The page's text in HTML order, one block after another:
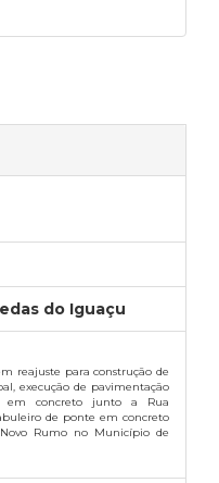
do Iguaçu
reajuste para construção de
execução de pavimentação
em concreto junto a Rua
de ponte em concreto
Rumo no Município de